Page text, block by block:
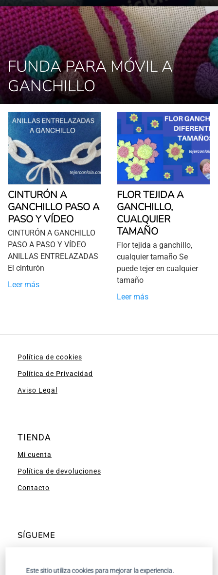
FUNDA PARA MÓVIL A
GANCHILLO
CINTURÓN A
GANCHILLO PASO A
PASO Y VÍDEO
CINTURÓN A GANCHILLO
PASO A PASO Y VÍDEO
ANILLAS ENTRELAZADAS
El cinturón
Leer más
FLOR TEJIDA A
GANCHILLO,
CUALQUIER
TAMAÑO
Flor tejida a ganchillo,
cualquier tamaño Se
puede tejer en cualquier
tamaño
Leer más
Política de cookies
Política de Privacidad
Aviso Legal
TIENDA
Mi cuenta
Política de devoluciones
Contacto
SÍGUEME
Este sitio utiliza cookies para mejorar la experiencia.